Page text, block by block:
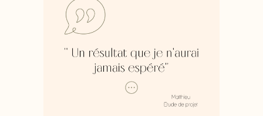
visualiser mes attentes. Gaëlle m’a
accompagné en m’aidant à
préciser mes attentes et en étant à
l’écoute. Elle a fait un travail de
recherche remarquable et ses
propositions ont tout de suite
concrétisé le projet. Travaillant
vraiment avec moi et validant le
projet étape par étape, cela a
permis d’aboutir à un résultat que